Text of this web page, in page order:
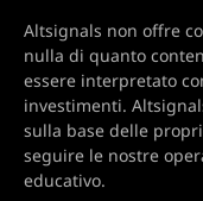
Altsignals non offre
nulla di quanto
essere interpretato
investimenti.
sulla base delle
seguire le nostre
educativo.